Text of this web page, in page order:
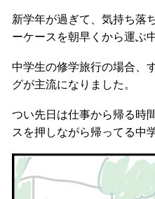
新学年が過ぎて、気持ち落
ーケースを朝早くから運ぶ
中学生の修学旅行の場合、
グが主流になりました。
つい先日は仕事から帰る時
スを押しながら帰ってる中